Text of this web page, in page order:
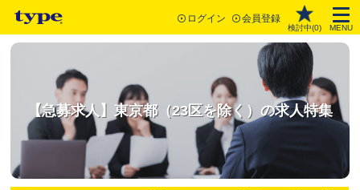
ログイン 会員登録
検討中(0) MENU
【急募求人】東京都（23区を除く）の求人特集